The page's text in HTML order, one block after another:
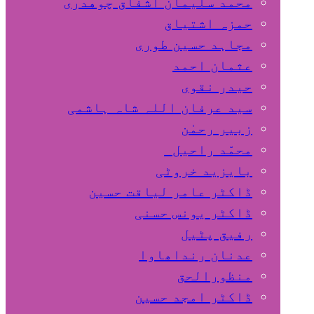
حمزہ اشتیاق
مجاہد حسین طوری
عثمان احمد
حیدر نقوی
سید عرفان اللہ شاہ ہاشمی
زبیر رحمٰن
محمّد راحیل
بایزید خروٹی
ڈاکٹر عامر لیاقت حسین
ڈاکٹر یونس حسنی
رفیق پٹیل
عدنان رنداھاوا
منظورالحق
ڈاکٹر امجد حسین